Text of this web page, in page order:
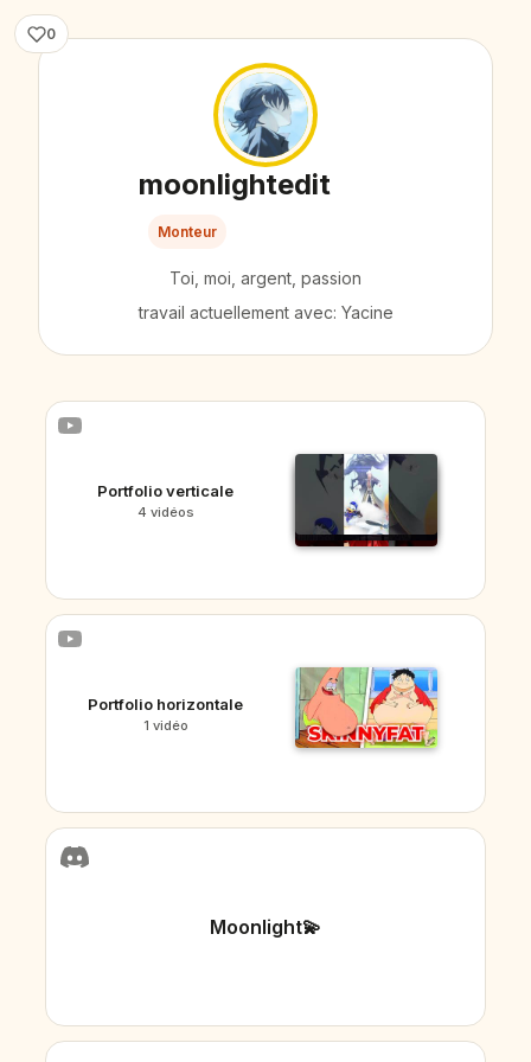
0
moonlightedit
Monteur
Toi, moi, argent, passion
travail actuellement avec: Yacine
Moonlight💫
Portfolio verticale
4 vidéos
Portfolio horizontale
1 vidéo